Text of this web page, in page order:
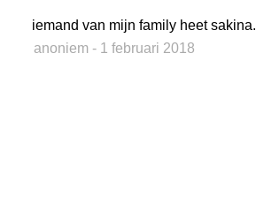
iemand van mijn family heet sakina.
anoniem - 1 februari 2018